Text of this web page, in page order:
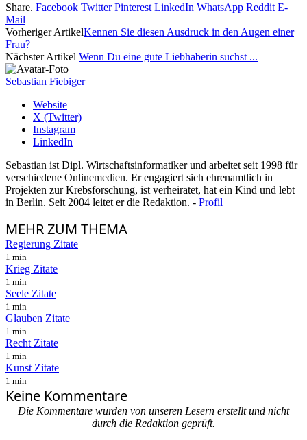
Share. Facebook Twitter Pinterest LinkedIn WhatsApp Reddit E-
Mail
Vorheriger ArtikelKennen Sie diesen Ausdruck in den Augen einer
Frau?
Nächster Artikel Wenn Du eine gute Liebhaberin suchst ...
Sebastian Fiebiger
Website
X (Twitter)
Instagram
LinkedIn
Sebastian ist Dipl. Wirtschaftsinformatiker und arbeitet seit 1998 für
verschiedene Onlinemedien. Er engagiert sich ehrenamtlich in
Projekten zur Krebsforschung, ist verheiratet, hat ein Kind und lebt
in Berlin. Seit 2004 leitet er die Redaktion. - Profil
MEHRZUM THEMA
Regierung Zitate
1 min
Krieg Zitate
1 min
Seele Zitate
1 min
Glauben Zitate
1 min
Recht Zitate
1 min
Kunst Zitate
1 min
Keine Kommentare
Die Kommentare wurden von unseren Lesern erstellt und nicht
durch die Redaktion geprüft.